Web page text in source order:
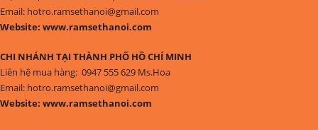
Email: hotro.ramsethanoi@gmail.com
Website: www.ramsethanoi.com
CHI NHÁNH TẠI THÀNH PHỐ HỒ CHÍ MINH
Liên hệ mua hàng: 0947 555 629 Ms.Hoa
Email: hotro.ramsethanoi@gmail.com
Website: www.ramsethanoi.com